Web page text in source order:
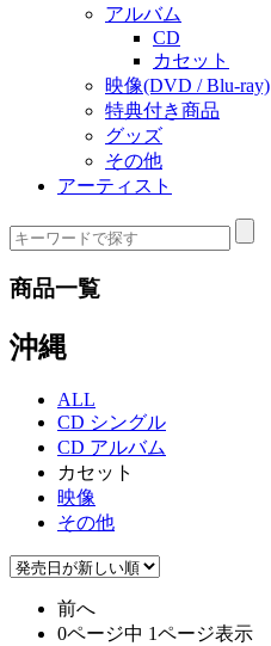
アルバム
CD
カセット
映像(DVD / Blu-ray)
特典付き商品
グッズ
その他
アーティスト
商品一覧
沖縄
ALL
CD シングル
CD アルバム
カセット
映像
その他
前へ
0ページ中 1ページ表示